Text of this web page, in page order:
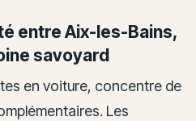
entre Aix-les-Bains,
savoyard
en voiture, concentre de
Les